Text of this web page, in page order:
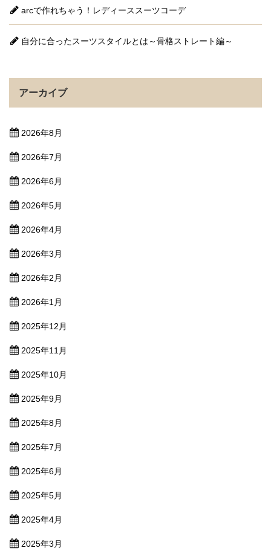
arcで作れちゃう！レディーススーツコーデ
自分に合ったスーツスタイルとは～骨格ストレート編～
アーカイブ
2026年8月
2026年7月
2026年6月
2026年5月
2026年4月
2026年3月
2026年2月
2026年1月
2025年12月
2025年11月
2025年10月
2025年9月
2025年8月
2025年7月
2025年6月
2025年5月
2025年4月
2025年3月